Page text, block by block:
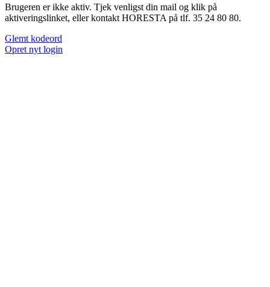
Brugeren er ikke aktiv. Tjek venligst din mail og klik på
aktiveringslinket, eller kontakt HORESTA på tlf. 35 24 80 80.
Glemt kodeord
Opret nyt login